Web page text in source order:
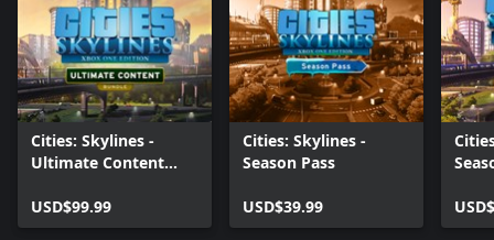
Cities: Skylines -
Ultimate Content
USD$99.99
Cities: Skylines -
Season Pass
USD$39.99